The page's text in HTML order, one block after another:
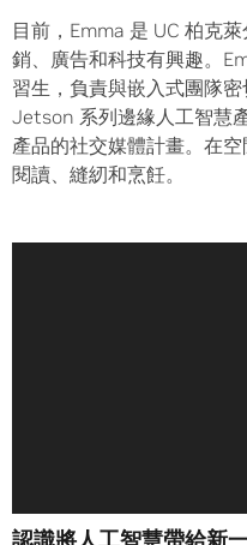
目前，Emma 是 UC 柏克
銷、廣告和科技有興趣。
習生，負責與嵌入式團隊
Jetson 系列邊緣人工智慧
產品的社交媒體計畫。在空
閱讀、縫紉和烹飪。